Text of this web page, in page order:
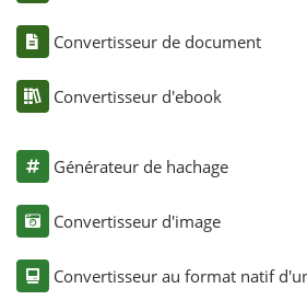
Convertisseur de document
Convertisseur d'ebook
Générateur de hachage
Convertisseur d'image
Convertisseur au format natif